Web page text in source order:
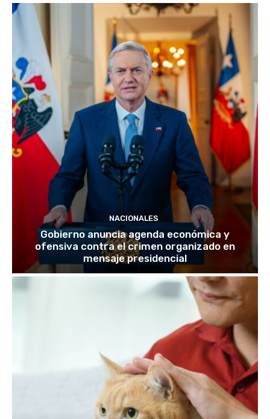
NACIONALES
Gobierno anuncia agenda económica y
ofensiva contra el crimen organizado en
mensaje presidencial